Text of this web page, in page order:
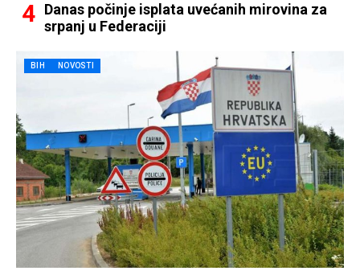
Danas počinje isplata uvećanih mirovina za
srpanj u Federaciji
BIH NOVOSTI